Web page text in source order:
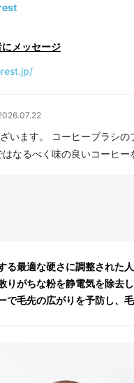
メッセージ
います。 コーヒーブラシ
。 当社ではなるべく味の良いコー
る最適な硬さに調整された
りがちな粉を静電気を除去
で毛先の広がりを予防し、